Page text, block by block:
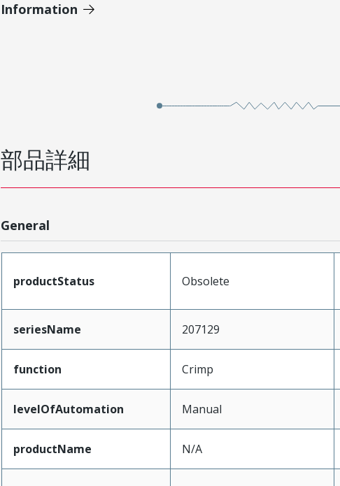
Information
部品詳細
General
productStatus Obsolete
seriesName 207129
function Crimp
levelOfAutomation Manual
productName N/A